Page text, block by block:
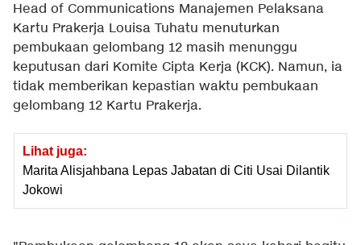
Head of Communications Manajemen Pelaksana
Kartu Prakerja Louisa Tuhatu menuturkan
pembukaan gelombang 12 masih menunggu
keputusan dari Komite Cipta Kerja (KCK). Namun, ia
tidak memberikan kepastian waktu pembukaan
gelombang 12 Kartu Prakerja.
Lihat juga:
Marita Alisjahbana Lepas Jabatan di Citi Usai Dilantik
Jokowi